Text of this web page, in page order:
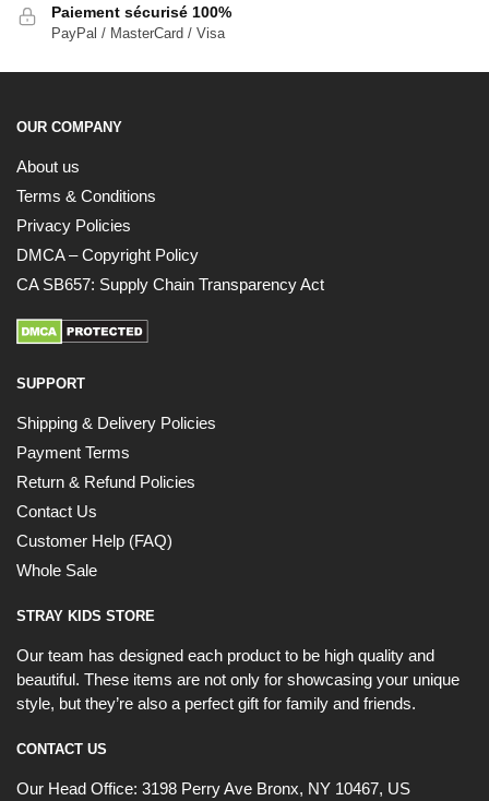
Paiement sécurisé 100%
PayPal / MasterCard / Visa
OUR COMPANY
About us
Terms & Conditions
Privacy Policies
DMCA – Copyright Policy
CA SB657: Supply Chain Transparency Act
SUPPORT
Shipping & Delivery Policies
Payment Terms
Return & Refund Policies
Contact Us
Customer Help (FAQ)
Whole Sale
STRAY KIDS STORE
Our team has designed each product to be high quality and
beautiful. These items are not only for showcasing your unique
style, but they’re also a perfect gift for family and friends.
CONTACT US
Our Head Office: 3198 Perry Ave Bronx, NY 10467, US